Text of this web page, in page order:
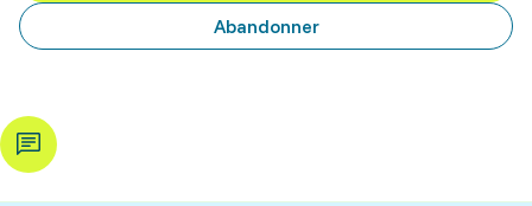
Abandonner